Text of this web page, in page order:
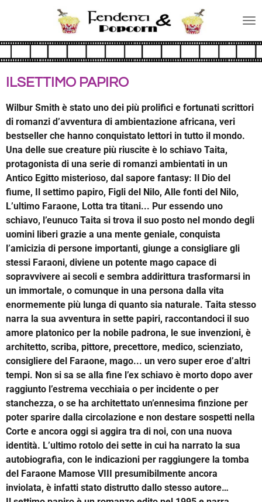
contenuto
ILSETTIMO PAPIRO
Wilbur Smith è stato uno dei più prolifici e fortunati scrittori
di romanzi d’avventura di ambientazione africana, veri
bestseller che hanno conquistato lettori in tutto il mondo.
Una delle sue creature più riuscite è lo schiavo Taita,
protagonista di una serie di romanzi ambientati in un
Antico Egitto misterioso, dal sapore fantasy: Il Dio del
fiume, Il settimo papiro, Figli del Nilo, Alle fonti del Nilo,
L’ultimo Faraone, Lotta tra titani... Pur essendo uno
schiavo, l’eunuco Taita si trova il suo posto nel mondo degli
uomini liberi grazie a una mente geniale, conquista
l’amicizia di persone importanti, giunge a consigliare gli
stessi Faraoni, diviene un potente mago capace di
sopravvivere ai secoli e sembra addirittura trasformarsi in
un immortale, o comunque in una persona dalla vita
enormemente più lunga di quanto sia naturale. Taita stesso
narra la sua avventura in sette papiri, raccontandoci il suo
amore platonico per la nobile padrona, le sue invenzioni, è
architetto, scriba, pittore, precettore, medico, scienziato,
consigliere del Faraone, mago... un vero super eroe d’altri
tempi. Non si sa se alla fine l’ex schiavo è morto dopo aver
raggiunto l’estrema vecchiaia o per incidente o per
stanchezza, o se ha architettato un’ennesima finzione per
poter sparire dalla circolazione e non destare sospetti nella
Corte e ancora oggi si aggira tra di noi, con una nuova
identità. L’ultimo rotolo dei sette in cui ha narrato la sua
autobiografia, con le indicazioni per raggiungere la tomba
del Faraone Mamose VIII presumibilmente ancora
inviolata, è infatti stato distrutto dallo stesso autore…